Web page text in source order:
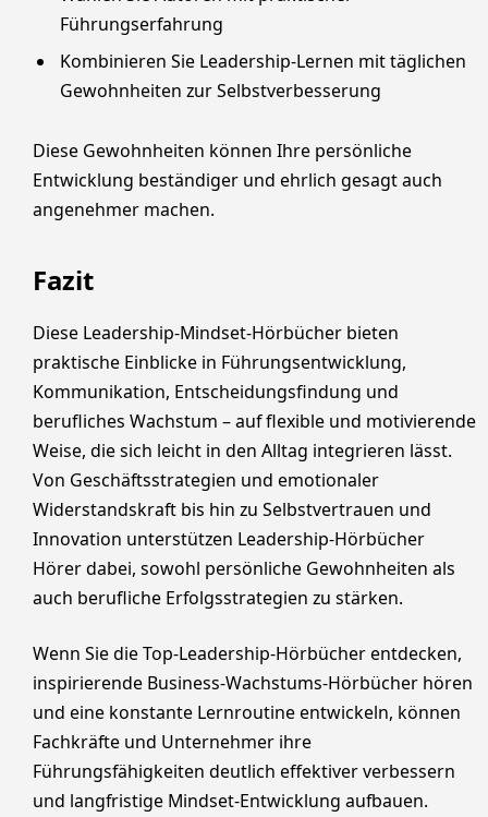
Führungserfahrung
Kombinieren Sie Leadership-Lernen mit täglichen
Gewohnheiten zur Selbstverbesserung
Diese Gewohnheiten können Ihre persönliche
Entwicklung beständiger und ehrlich gesagt auch
angenehmer machen.
Fazit
Diese Leadership-Mindset-Hörbücher bieten
praktische Einblicke in Führungsentwicklung,
Kommunikation, Entscheidungsfindung und
berufliches Wachstum – auf flexible und motivierende
Weise, die sich leicht in den Alltag integrieren lässt.
Von Geschäftsstrategien und emotionaler
Widerstandskraft bis hin zu Selbstvertrauen und
Innovation unterstützen Leadership-Hörbücher
Hörer dabei, sowohl persönliche Gewohnheiten als
auch berufliche Erfolgsstrategien zu stärken.
Wenn Sie die Top-Leadership-Hörbücher entdecken,
inspirierende Business-Wachstums-Hörbücher hören
und eine konstante Lernroutine entwickeln, können
Fachkräfte und Unternehmer ihre
Führungsfähigkeiten deutlich effektiver verbessern
und langfristige Mindset-Entwicklung aufbauen.